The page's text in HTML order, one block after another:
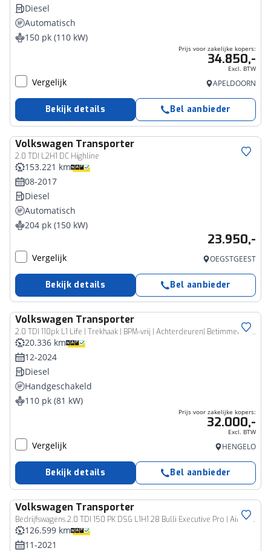
Diesel
Automatisch
150 pk (110 kW)
Prijs voor zakelijke kopers:
34.850,-
Excl. BTW
Vergelijk APELDOORN
Bekijk details Bel aanbieder
Volkswagen Transporter
2.0 TDI L2H1 DC Highline
Bedrijfswagen
153.221 km
08-2017
Diesel
Automatisch
204 pk (150 kW)
23.950,-
Vergelijk OEGSTGEEST
Bekijk details Bel aanbieder
Volkswagen Transporter
2.0 TDI 110pk L1 Life | Trekhaak | BPM-vrij | Achterdeuren| Betimmering | Camera | Navi dmv AppleCarplay/AndroidAuto | LED-koplampen | Climatronic
Bedrijfswagen
20.336 km
12-2024
Diesel
Handgeschakeld
110 pk (81 kW)
Prijs voor zakelijke kopers:
32.000,-
Excl. BTW
Vergelijk HENGELO
Bekijk details Bel aanbieder
Volkswagen Transporter
Bedrijfswagens 2.0 TDI 150 PK DSG L1H1 28 Bulli Executive Pro | Airco | Elek pakk. | Ad. Cruise Control | Virtueel cockpit | LED | 20"| Sidebars |
Bedrijfswagen
126.599 km
11-2021